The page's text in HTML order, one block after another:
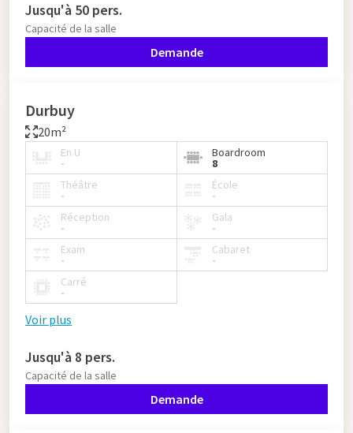
Jusqu'à 50 pers.
Capacité de la salle
Demande
Durbuy
20m²
En U
-
Boardroom
8
Théâtre
-
École
-
Réception
-
Gala
-
Exam
-
Cabaret
-
Carré
-
Voir plus
Jusqu'à 8 pers.
Capacité de la salle
Demande